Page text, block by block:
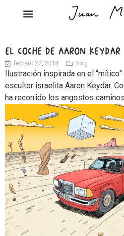
EL COCHE DE AARON KEYDAR
febrero 22, 2018 Blog
Ilustración inspirada en el
escultor israelita Aaron Keydar.
ha recorrido los angostos